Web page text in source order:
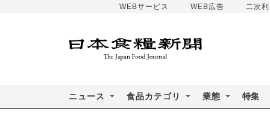
WEBサービス WEB広告 二次
ニュース 食品カテゴリ 業態 特集